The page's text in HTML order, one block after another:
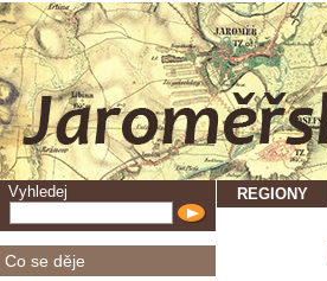
Vyhledej
Co se děje
REGIONY